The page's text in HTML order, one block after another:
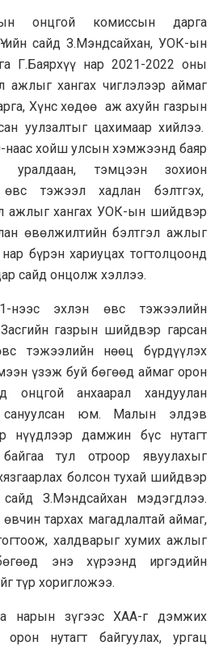
онцгой комиссын дарга
ийн сайд З.Мэндсайхан, УОК-ын
Г.Баярхүү нар 2021-2022 оны
ажлыг хангах чиглэлээр аймаг
Хүнс хөдөө аж ахуйн газрын
уулзалтыг цахимаар хийлээ.
наас хойш улсын хэмжээнд баяр
тэмцээн зохион
өвс тэжээл хадлан бэлтгэх,
ажлыг хангах УОК-ын шийдвэр
өвөлжилтийн бэлтгэл ажлыг
бүрэн хариуцах тогтолцоонд
сайд онцолж хэллээ.
нээс эхлэн өвс тэжээлийн
газрын шийдвэр гарсан
тэжээлийн нөөц бүрдүүлэх
үзэж буй бөгөөд аймаг орон
онцгой анхаарал хандуулан
сануулсан юм. Малын элдэв
нүүдлээр дамжин бүс нутагт
тул отроор явуулахыг
болсон тухай шийдвэр
З.Мэндсайхан мэдэгдлээ.
тархах магадлалтай аймаг,
халдварыг хумих ажлыг
энэ хүрээнд иргэдийн
түр хоригложээ.
нарын зүгээс ХАА-г дэмжих
нутагт байгуулах, ургац